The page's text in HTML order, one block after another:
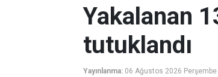
Yakalanan
tutuklandı
Yayınlanma: 06 Ağustos 2026 Perşembe